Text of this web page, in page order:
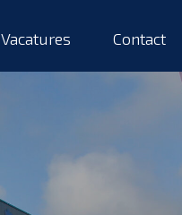
Vacatures Contact